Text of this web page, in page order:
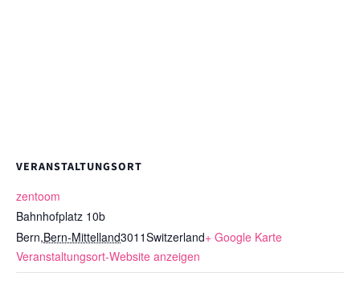
VERANSTALTUNGSORT
zentoom
Bahnhofplatz 10b
Bern,Bern-Mittelland3011Switzerland+ Google Karte
Veranstaltungsort-Website anzeigen